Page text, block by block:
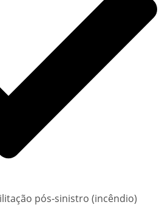
pós-sinistro (incêndio)